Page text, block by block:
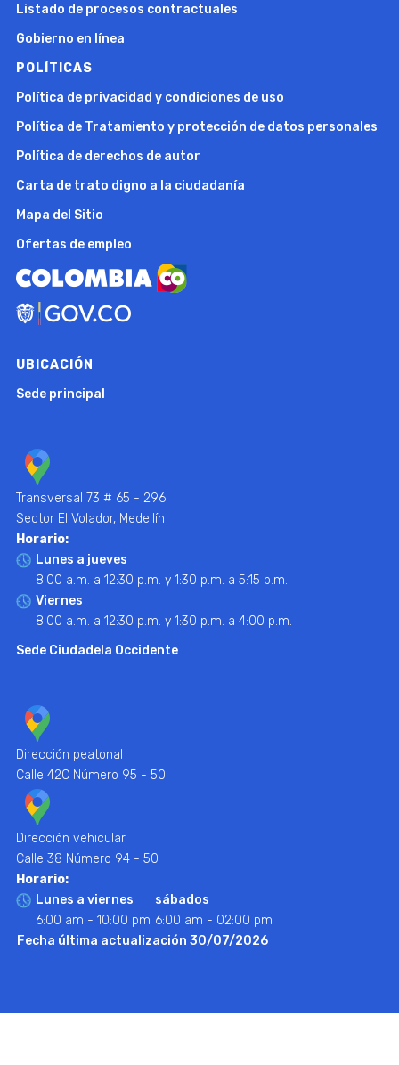
Listado de procesos contractuales
Gobierno en línea
POLÍTICAS
Política de privacidad y condiciones de uso
Política de Tratamiento y protección de datos personales
Política de derechos de autor
Carta de trato digno a la ciudadanía
Mapa del Sitio
Ofertas de empleo
UBICACIÓN
Sede principal
Transversal 73 # 65 - 296
Sector El Volador, Medellín
Horario:
Lunes a jueves
8:00 a.m. a 12:30 p.m. y 1:30 p.m. a 5:15 p.m.
Viernes
8:00 a.m. a 12:30 p.m. y 1:30 p.m. a 4:00 p.m.
Sede Ciudadela Occidente
Dirección peatonal
Calle 42C Número 95 - 50
Dirección vehicular
Calle 38 Número 94 - 50
Horario:
Lunes a viernes
6:00 am - 10:00 pm
sábados
6:00 am - 02:00 pm
Fecha última actualización 30/07/2026